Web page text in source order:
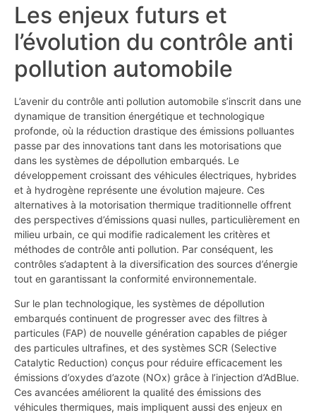
Les enjeux futurs et
l’évolution du contrôle anti
pollution automobile
L’avenir du contrôle anti pollution automobile s’inscrit dans une
dynamique de transition énergétique et technologique
profonde, où la réduction drastique des émissions polluantes
passe par des innovations tant dans les motorisations que
dans les systèmes de dépollution embarqués. Le
développement croissant des véhicules électriques, hybrides
et à hydrogène représente une évolution majeure. Ces
alternatives à la motorisation thermique traditionnelle offrent
des perspectives d’émissions quasi nulles, particulièrement en
milieu urbain, ce qui modifie radicalement les critères et
méthodes de contrôle anti pollution. Par conséquent, les
contrôles s’adaptent à la diversification des sources d’énergie
tout en garantissant la conformité environnementale.
Sur le plan technologique, les systèmes de dépollution
embarqués continuent de progresser avec des filtres à
particules (FAP) de nouvelle génération capables de piéger
des particules ultrafines, et des systèmes SCR (Selective
Catalytic Reduction) conçus pour réduire efficacement les
émissions d’oxydes d’azote (NOx) grâce à l’injection d’AdBlue.
Ces avancées améliorent la qualité des émissions des
véhicules thermiques, mais impliquent aussi des enjeux en